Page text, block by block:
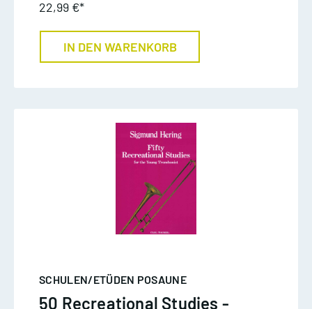
22,99 €*
IN DEN WARENKORB
SCHULEN/ETÜDEN POSAUNE
50 Recreational Studies -